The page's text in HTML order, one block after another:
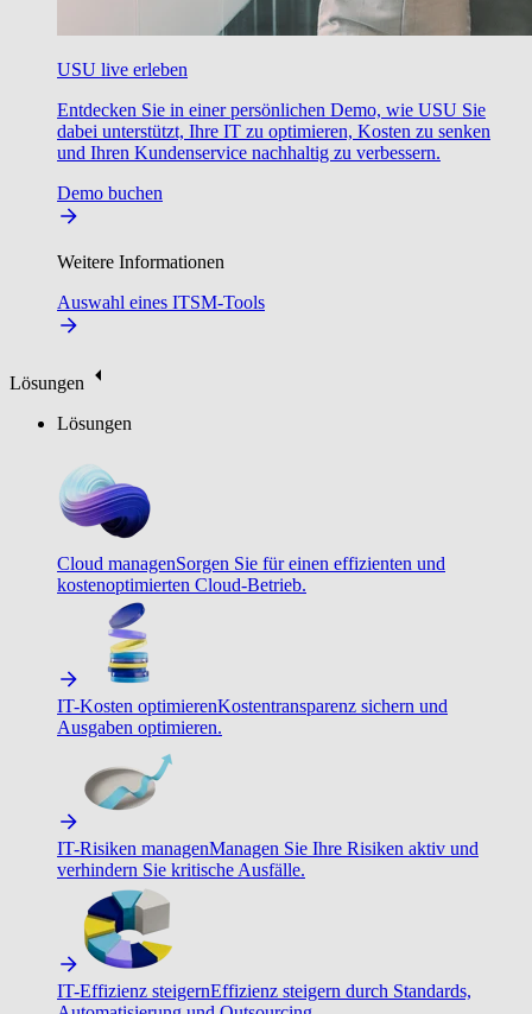
USU live erleben
Entdecken Sie in einer persönlichen Demo, wie USU Sie
dabei unterstützt, Ihre IT zu optimieren, Kosten zu senken
und Ihren Kundenservice nachhaltig zu verbessern.
Demo buchen
Weitere Informationen
Auswahl eines ITSM-Tools
Lösungen
Lösungen
Cloud managenSorgen Sie für einen effizienten und
kostenoptimierten Cloud-Betrieb.
IT-Kosten optimierenKostentransparenz sichern und
Ausgaben optimieren.
IT-Risiken managenManagen Sie Ihre Risiken aktiv und
verhindern Sie kritische Ausfälle.
IT-Effizienz steigernEffizienz steigern durch Standards,